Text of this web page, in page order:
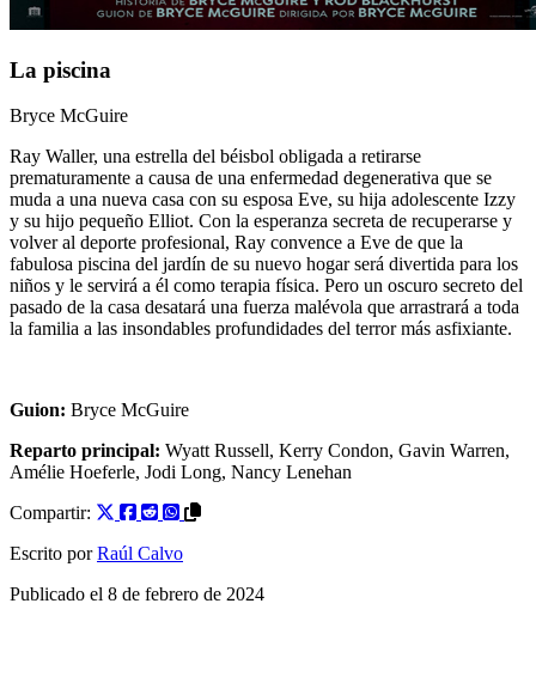
La piscina
Bryce McGuire
Ray Waller, una estrella del béisbol obligada a retirarse
prematuramente a causa de una enfermedad degenerativa que se
muda a una nueva casa con su esposa Eve, su hija adolescente Izzy
y su hijo pequeño Elliot. Con la esperanza secreta de recuperarse y
volver al deporte profesional, Ray convence a Eve de que la
fabulosa piscina del jardín de su nuevo hogar será divertida para los
niños y le servirá a él como terapia física. Pero un oscuro secreto del
pasado de la casa desatará una fuerza malévola que arrastrará a toda
la familia a las insondables profundidades del terror más asfixiante.
Guion: Bryce McGuire
Reparto principal: Wyatt Russell, Kerry Condon, Gavin Warren,
Amélie Hoeferle, Jodi Long, Nancy Lenehan
Compartir:
Escrito por Raúl Calvo
Publicado el 8 de febrero de 2024